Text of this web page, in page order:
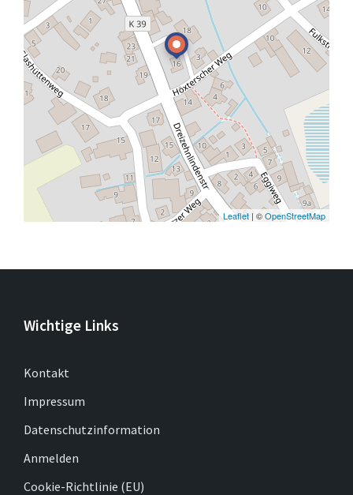
Leaflet | ©OpenStreetMap
Wichtige Links
Kontakt
Impressum
Datenschutzinformation
Anmelden
Cookie-Richtlinie (EU)